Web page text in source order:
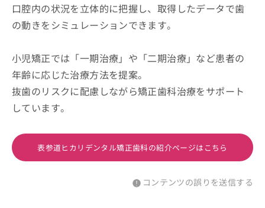
口腔内の状況を立体的に把握し、取得したデータで歯
の動きをシミュレーションできます。
小児矯正では「一期治療」や「二期治療」など患者の
年齢に応じた治療方法を提案。
抜歯のリスクに配慮しながら矯正歯科治療をサポート
しています。
表参道ヒカリデンタル矯正歯科の紹介ページはこちら
コンテンツの誤りを送信する